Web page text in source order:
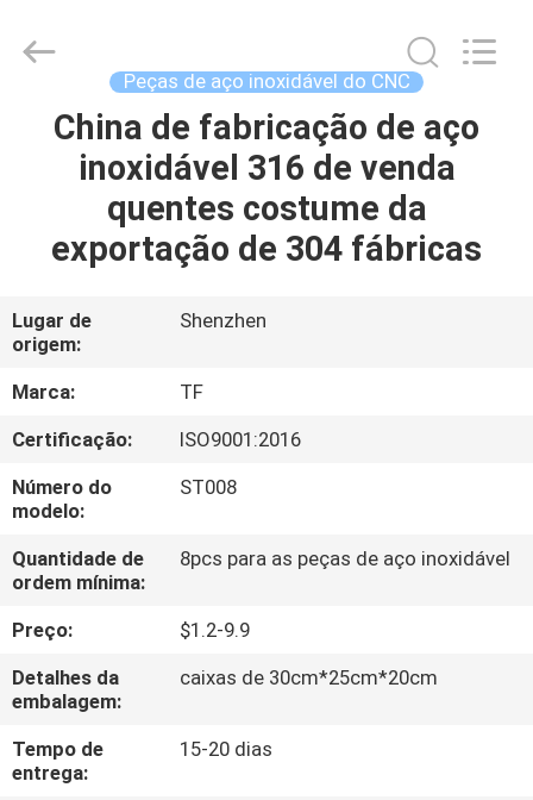
PARA
CASA
PRODUTOS
SOBRE
NÓS
VISITA
À
FÁBRICA
CONTROLE
DE
QUALIDADE
CONTACTE-
NOS
Tuofa
Technology
Peças de aço inoxidável do CNC
China de fabricação de aço
inoxidável 316 de venda
quentes costume da
exportação de 304 fábricas
Lugar de
origem:
Shenzhen
Marca:
TF
Certificação:
ISO9001:2016
Número do
modelo:
ST008
Quantidade de
ordem mínima:
8pcs para as peças de aço inoxidável
Preço:
$1.2-9.9
Detalhes da
embalagem:
caixas de 30cm*25cm*20cm
Tempo de
entrega:
15-20 dias